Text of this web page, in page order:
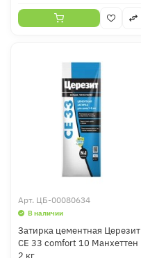
Арт. ЦБ-00080634
В наличии
Затирка цементная Церезит
CE 33 comfort 10 Манхеттен
2 кг